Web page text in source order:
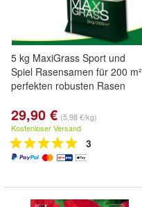
5 kg MaxiGrass Sport und
Spiel Rasensamen für 200 m²
perfekten robusten Rasen
29,90 € (5,98 €/kg)
Kostenloser Versand
3